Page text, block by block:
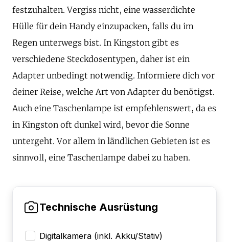
festzuhalten. Vergiss nicht, eine wasserdichte
Hülle für dein Handy einzupacken, falls du im
Regen unterwegs bist. In Kingston gibt es
verschiedene Steckdosentypen, daher ist ein
Adapter unbedingt notwendig. Informiere dich vor
deiner Reise, welche Art von Adapter du benötigst.
Auch eine Taschenlampe ist empfehlenswert, da es
in Kingston oft dunkel wird, bevor die Sonne
untergeht. Vor allem in ländlichen Gebieten ist es
sinnvoll, eine Taschenlampe dabei zu haben.
Technische Ausrüstung
Digitalkamera (inkl. Akku/Stativ)